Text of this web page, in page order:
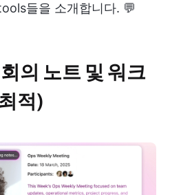
들을 소개합니다. 💬
의 노트 및 워크
적)